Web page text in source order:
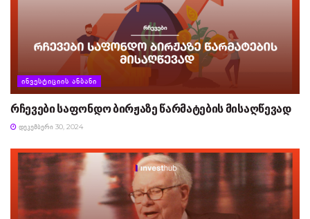
ᲘᲜᲕᲔᲡᲢᲘᲪᲘᲘᲡ ᲐᲜᲑᲐᲜᲘ
რჩევები საფონდო ბირჟაზე წარმატების მისაღწევად
ᲓᲔᲙᲔᲛᲑᲔᲠᲘ 30, 2024